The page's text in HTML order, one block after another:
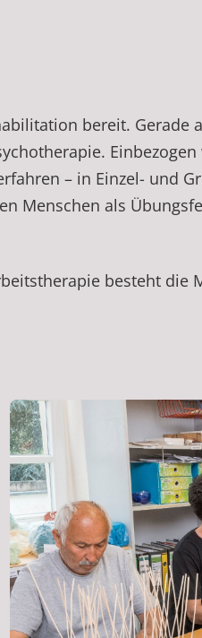
bereit. Gerade
– in Einzel- und
Menschen als
besteht die